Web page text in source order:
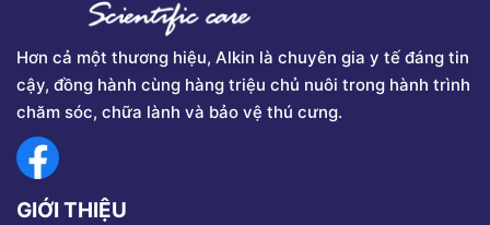
Hơn cả một thương hiệu, Alkin là chuyên gia y tế đáng tin
cậy, đồng hành cùng hàng triệu chủ nuôi trong hành trình
chăm sóc, chữa lành và bảo vệ thú cưng.
GIỚI THIỆU